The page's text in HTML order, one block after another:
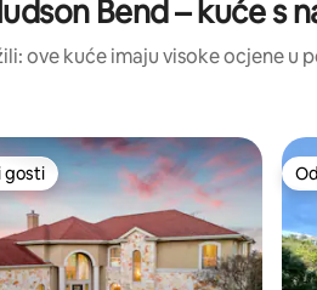
Bend – kuće s
ove kuće imaju visoke ocjene
gosti
gosti